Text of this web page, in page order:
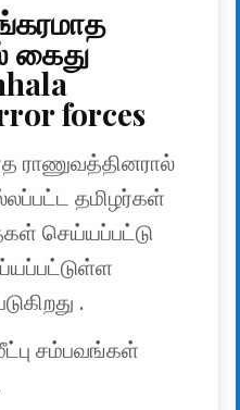
கைது
forces
ராணுவத்தினரால்
தமிழர்கள்
செய்யப்பட்டு
.
சம்பவங்கள்